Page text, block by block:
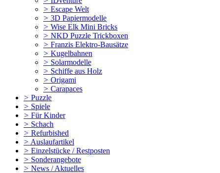
> Escape Welt
> 3D Papiermodelle
> Wise Elk Mini Bricks
> NKD Puzzle Trickboxen
> Franzis Elektro-Bausätze
> Kugelbahnen
> Solarmodelle
> Schiffe aus Holz
> Origami
> Carapaces
> Puzzle
> Spiele
> Für Kinder
> Schach
> Refurbished
> Auslaufartikel
> Einzelstücke / Restposten
> Sonderangebote
> News / Aktuelles